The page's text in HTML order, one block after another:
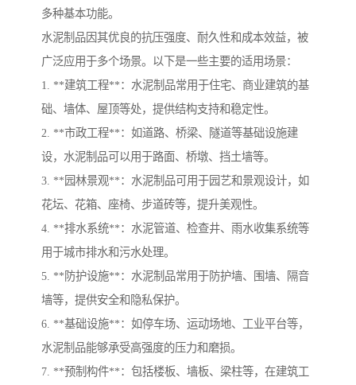
多种基本功能。
水泥制品因其优良的抗压强度、耐久性和成本效益，被
广泛应用于多个场景。以下是一些主要的适用场景：
1. **建筑工程**：水泥制品常用于住宅、商业建筑的基
础、墙体、屋顶等处，提供结构支持和稳定性。
2. **市政工程**：如道路、桥梁、隧道等基础设施建
设，水泥制品可以用于路面、桥墩、挡土墙等。
3. **园林景观**：水泥制品可用于园艺和景观设计，如
花坛、花箱、座椅、步道砖等，提升美观性。
4. **排水系统**：水泥管道、检查井、雨水收集系统等
用于城市排水和污水处理。
5. **防护设施**：水泥制品常用于防护墙、围墙、隔音
墙等，提供安全和隐私保护。
6. **基础设施**：如停车场、运动场地、工业平台等，
水泥制品能够承受高强度的压力和磨损。
7. **预制构件**：包括楼板、墙板、梁柱等，在建筑工